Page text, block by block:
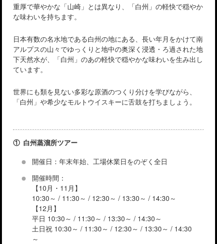
重厚で華やかな「山崎」とは異なり、「白州」の軽快で穏やか
な味わいを持ちます。
日本有数の名水地である白州の地にある、長い年月をかけて南
アルプスの山々でゆっくりと地中の奥深く浸透・ろ過された地
下天然水が、「白州」のあの軽快で穏やかな味わいを生み出し
ています。
世界にも類を見ない多彩な原酒のつくり分けを学びながら、
「白州」や希少なモルトウイスキーに舌鼓を打ちましょう。
① 白州蒸溜所ツアー
開催日：年末年始、工場休業日をのぞく全日
開催時間：
【10月・11月】
10:30～ / 11:30～ / 12:30～ / 13:30～ / 14:30～
【12月】
平日 10:30～ / 11:30～ / 13:30～ / 14:30～
土日祝 10:30～ / 11:30～ / 12:30～ / 13:30～ / 14:30
～